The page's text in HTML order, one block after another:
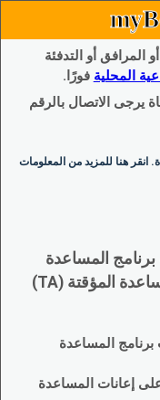
المرافق أو التدفئة
المحلية فورًا.
يرجى الاتصال بالرقم
انقر هنا للمزيد من المعلومات
المساعدة
الغذائية التكميلية (SNAP) وبرنامج المساعدة المؤقتة (TA)
المساعدة
إعانات المساعدة